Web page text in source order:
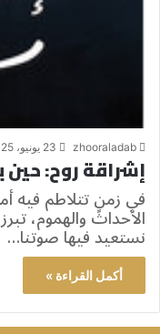
zhooraladab 23 يونيو، 2025
إشراقة روح:
في زمنٍ تتلاطم فيه
الأحداث والهموم،
نستعيد فيها صوتنا…
أكمل القراءة »